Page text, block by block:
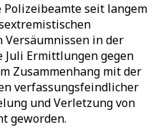
seit langem
Versäumnissen in der
Juli Ermittlungen gegen
Zusammenhang mit der
verfassungsfeindlicher
und Verletzung von
geworden.